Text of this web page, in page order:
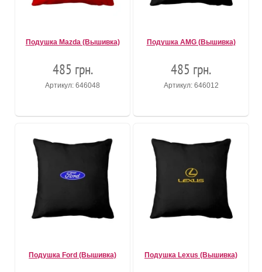
Подушка Mazda (Вышивка)
485 грн.
Артикул: 646048
Подушка AMG (Вышивка)
485 грн.
Артикул: 646012
Подушка Ford (Вышивка) Подушка Lexus (Вышивка)